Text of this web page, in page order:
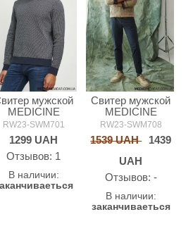
мужской
MEDICINE
RW23-SWM701
1299 UAH
Oтзывов: 1
В наличии:
Свитер мужской
MEDICINE
RW23-SWM708
1539 UAH
1439
UAH
Oтзывов: -
В наличии:
заканчиваеться